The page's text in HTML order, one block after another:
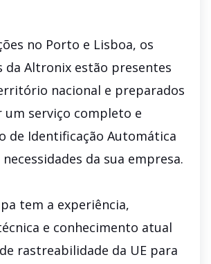
no Porto e Lisboa, os
da Altronix estão presentes
nacional e preparados
um serviço completo e
de Identificação Automática
da sua empresa.
tem a experiência,
e conhecimento atual
rastreabilidade da UE para